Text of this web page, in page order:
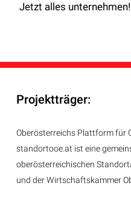
Jetzt alles unternehmen!
Projektträger:
Oberösterreichs Plattform für
standortooe.at ist eine
oberösterreichischen
und der Wirtschaftskammer